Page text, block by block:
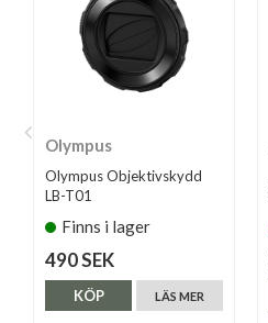
Olympus
Olympus Objektivskydd
LB-T01
Finns i lager
490 SEK
LÄS MER
KÖP